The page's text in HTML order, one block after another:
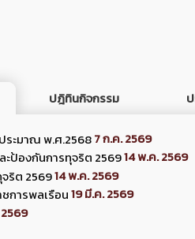
ปฎิทินกิจกรรม
ระมาณ พ.ศ.25687 ก.ค. 2569
ป้องกันการทุจริต 256914 พ.ค. 2569
ริต 256914 พ.ค. 2569
การพลเรือน19 มี.ค. 2569